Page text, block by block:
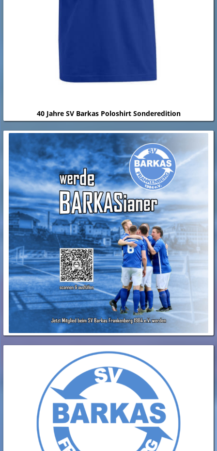
40 Jahre SV Barkas Poloshirt Sonderedition